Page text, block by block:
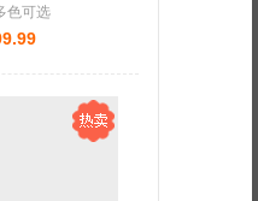
色可选